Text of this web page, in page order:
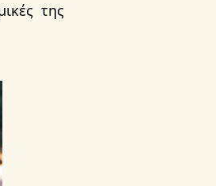
της